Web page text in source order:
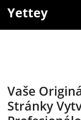
Yettey
Vaše
Stránky